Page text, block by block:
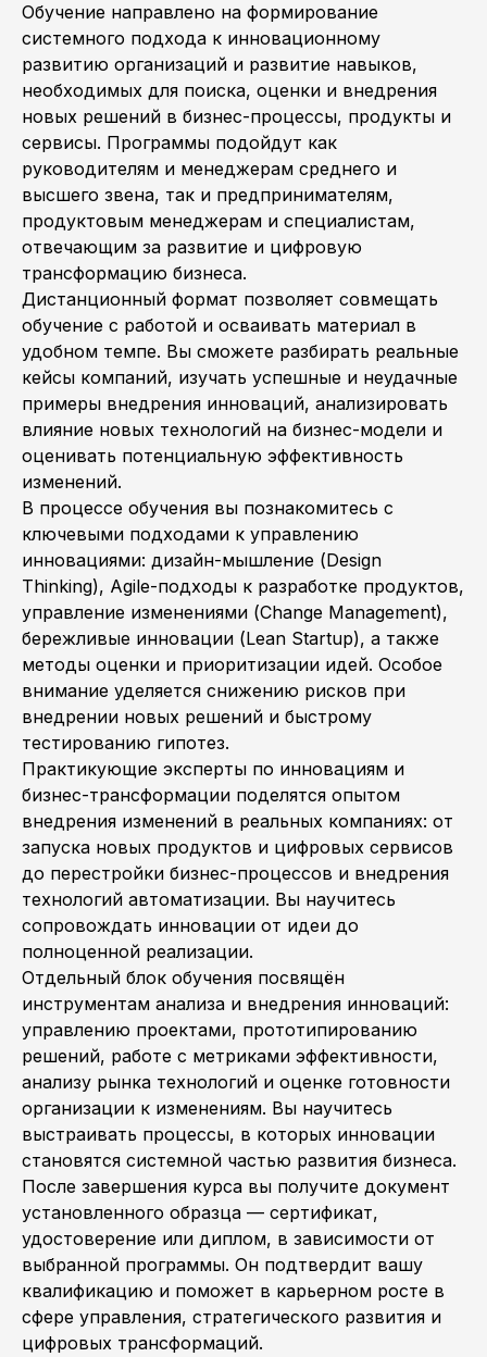
Обучение направлено на формирование
системного подхода к инновационному
развитию организаций и развитие навыков,
необходимых для поиска, оценки и внедрения
новых решений в бизнес-процессы, продукты и
сервисы. Программы подойдут как
руководителям и менеджерам среднего и
высшего звена, так и предпринимателям,
продуктовым менеджерам и специалистам,
отвечающим за развитие и цифровую
трансформацию бизнеса.
Дистанционный формат позволяет совмещать
обучение с работой и осваивать материал в
удобном темпе. Вы сможете разбирать реальные
кейсы компаний, изучать успешные и неудачные
примеры внедрения инноваций, анализировать
влияние новых технологий на бизнес-модели и
оценивать потенциальную эффективность
изменений.
В процессе обучения вы познакомитесь с
ключевыми подходами к управлению
инновациями: дизайн-мышление (Design
Thinking), Agile-подходы к разработке продуктов,
управление изменениями (Change Management),
бережливые инновации (Lean Startup), а также
методы оценки и приоритизации идей. Особое
внимание уделяется снижению рисков при
внедрении новых решений и быстрому
тестированию гипотез.
Практикующие эксперты по инновациям и
бизнес-трансформации поделятся опытом
внедрения изменений в реальных компаниях: от
запуска новых продуктов и цифровых сервисов
до перестройки бизнес-процессов и внедрения
технологий автоматизации. Вы научитесь
сопровождать инновации от идеи до
полноценной реализации.
Отдельный блок обучения посвящён
инструментам анализа и внедрения инноваций:
управлению проектами, прототипированию
решений, работе с метриками эффективности,
анализу рынка технологий и оценке готовности
организации к изменениям. Вы научитесь
выстраивать процессы, в которых инновации
становятся системной частью развития бизнеса.
После завершения курса вы получите документ
установленного образца — сертификат,
удостоверение или диплом, в зависимости от
выбранной программы. Он подтвердит вашу
квалификацию и поможет в карьерном росте в
сфере управления, стратегического развития и
цифровых трансформаций.